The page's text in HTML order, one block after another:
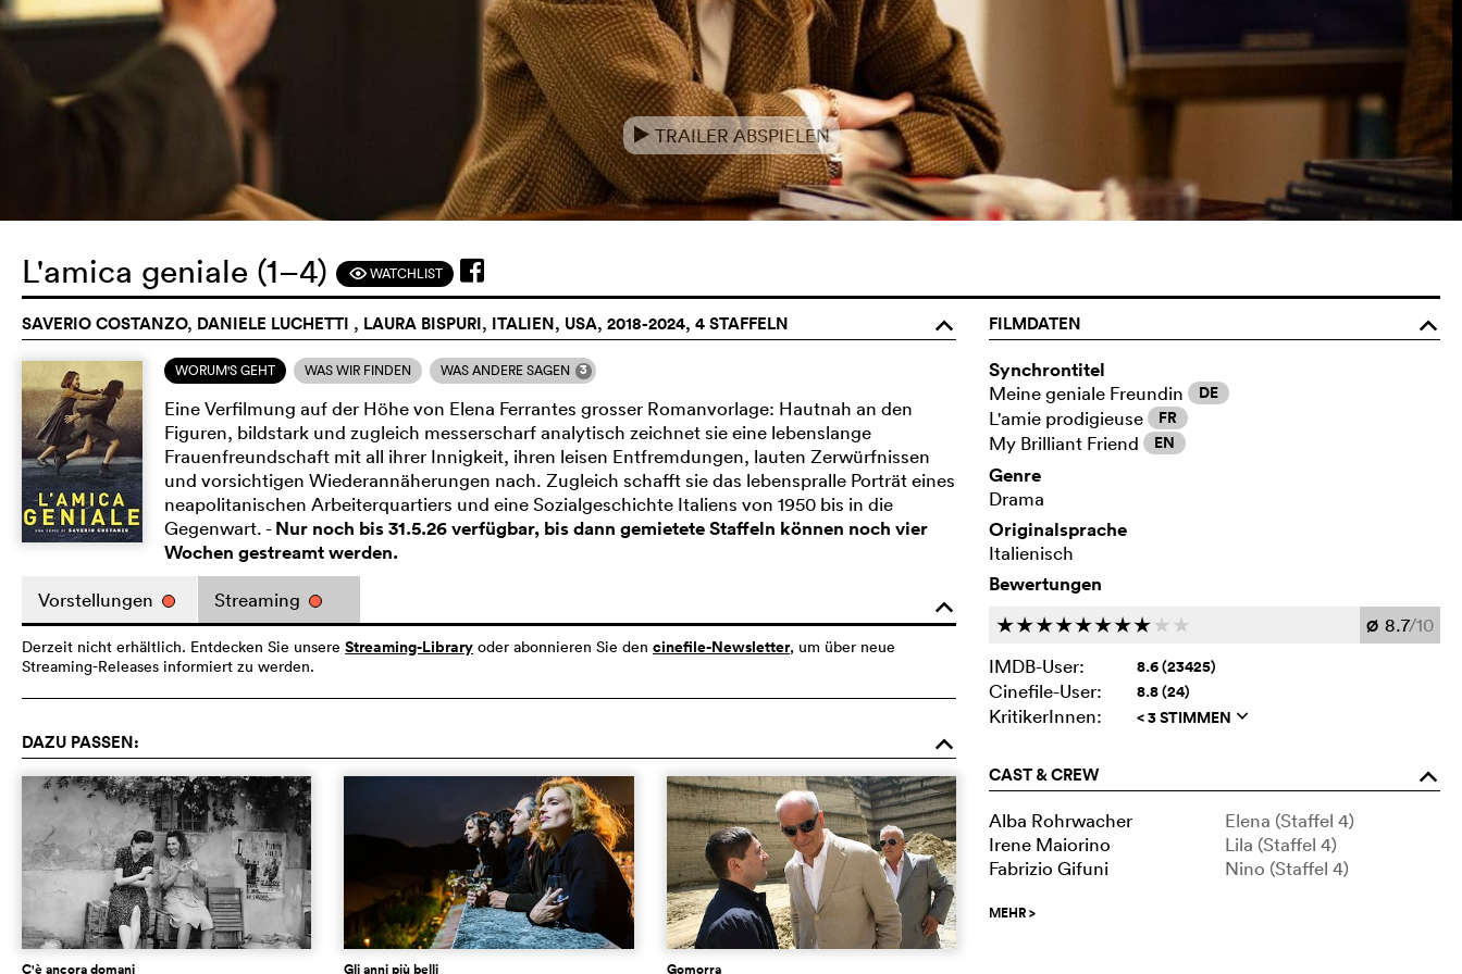
eTRAILER ABSPIELEN
L'amica geniale (1–4) FWATCHLIST
SAVERIO COSTANZO, DANIELE LUCHETTI , LAURA BISPURI, ITALIEN, USA, 2018-2024, 4 STAFFELN o
WORUM'S GEHT WAS WIR FINDEN WAS ANDERE SAGEN 3
Eine Verfilmung auf der Höhe von Elena Ferrantes grosser Romanvorlage: Hautnah an den
Figuren, bildstark und zugleich messerscharf analytisch zeichnet sie eine lebenslange
Frauenfreundschaft mit all ihrer Innigkeit, ihren leisen Entfremdungen, lauten Zerwürfnissen
und vorsichtigen Wiederannäherungen nach. Zugleich schafft sie das lebenspralle Porträt eines
neapolitanischen Arbeiterquartiers und eine Sozialgeschichte Italiens von 1950 bis in die
Gegenwart. -Nur noch bis 31.5.26 verfügbar, bis dann gemietete Staffeln können noch vier
Wochen gestreamt werden.
o
Vorstellungen Streaming
Derzeit nicht erhältlich. Entdecken Sie unsere Streaming-Library oder abonnieren Sie den cinefile-Newsletter, um über neue
Streaming-Releases informiert zu werden.
DAZU PASSEN: o
C'è ancora domani Gli anni più belli Gomorra
FILMDATEN
o
Synchrontitel
Meine geniale Freundin DE
L'amie prodigieuse FR
My Brilliant Friend EN
Genre
Drama
Originalsprache
Italienisch
Bewertungen
cccccccc c c Ø 8.7/10
IMDB-User:
8.6 (23425)
Cinefile-User: 8.8 (24)
KritikerInnen: < 3 STIMMEN q
CAST & CREW o
Alba Rohrwacher
Elena (Staffel 4)
Irene Maiorino
Lila (Staffel 4)
Fabrizio Gifuni
Nino (Staffel 4)
MEHR>